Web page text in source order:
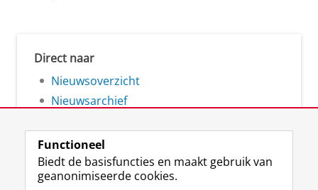
Direct naar
Nieuwsoverzicht
Nieuwsarchief
Functioneel
Biedt de basisfuncties en maakt gebruik van
geanonimiseerde cookies.